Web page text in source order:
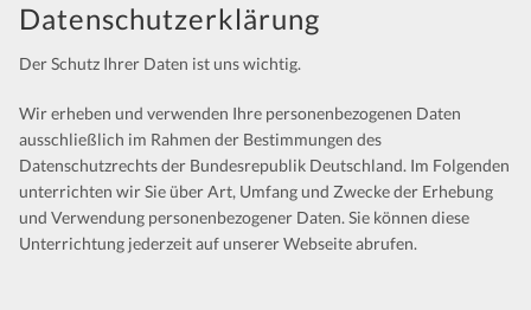
Kontakt
Datenschutzerklärung
Der Schutz Ihrer Daten ist uns wichtig.
Wir erheben und verwenden Ihre personenbezogenen Daten
ausschließlich im Rahmen der Bestimmungen des
Datenschutzrechts der Bundesrepublik Deutschland. Im Folgenden
unterrichten wir Sie über Art, Umfang und Zwecke der Erhebung
und Verwendung personenbezogener Daten. Sie können diese
Unterrichtung jederzeit auf unserer Webseite abrufen.